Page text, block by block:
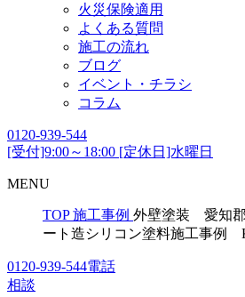
火災保険適用
よくある質問
施工の流れ
ブログ
イベント・チラシ
コラム
0120-939-544
[受付]9:00～18:00 [定休日]水曜日
MENU
TOP 施工事例 外壁塗装 愛知
ート造シリコン塗料施工事例
0120-939-544電話
相談